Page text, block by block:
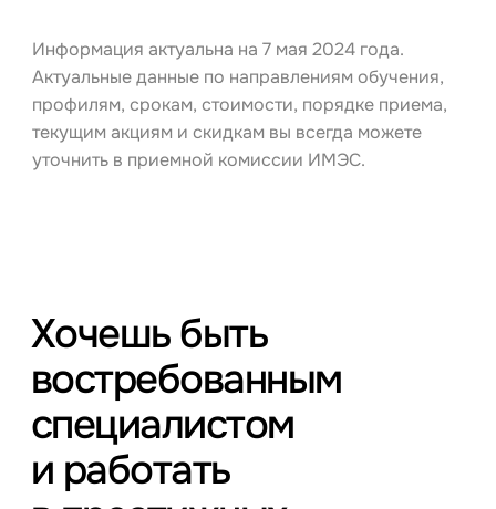
Информация актуальна на 7 мая 2024 года.
Актуальные данные по направлениям обучения,
профилям, срокам, стоимости, порядке приема,
текущим акциям и скидкам вы всегда можете
уточнить в приемной комиссии ИМЭС.
Хочешь быть
востребованным
специалистом
и работать